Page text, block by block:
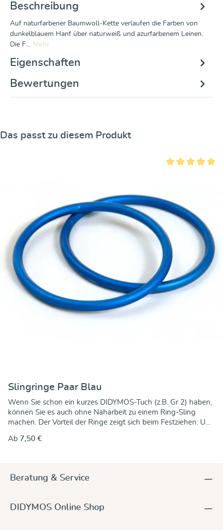
Beschreibung
Auf naturfarbener Baumwoll-Kette verlaufen die Farben von
dunkelblauem Hanf über naturweiß und azurfarbenem Leinen.
Die F… Mehr
Eigenschaften
Bewertungen
Produktgalerie überspringen
Das passt zu diesem Produkt
Slingringe Paar Blau
Wenn Sie schon ein kurzes DIDYMOS-Tuch (z.B. Gr 2) haben,
können Sie es auch ohne Näharbeit zu einem Ring-Sling
machen. Der Vorteil der Ringe zeigt sich beim Festziehen: Um
Ende zu ziehen. Die Ringe klemmen das Tuch fest. Eine
Allergiker geeignet. Die Slingringe sind in unterschiedlichen
Erscheinungsbild sind produktionsbedingt!
Ab 7,50 €
Beratung & Service
DIDYMOS Online Shop